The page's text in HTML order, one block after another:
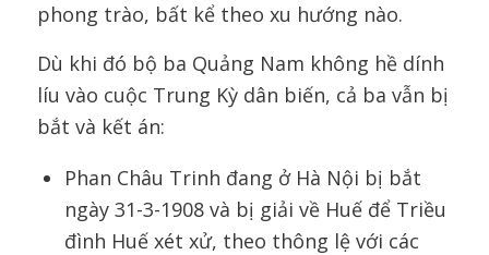
phong trào, bất kể theo xu hướng nào.
Dù khi đó bộ ba Quảng Nam không hề dính
líu vào cuộc Trung Kỳ dân biến, cả ba vẫn bị
bắt và kết án:
Phan Châu Trinh đang ở Hà Nội bị bắt
ngày 31-3-1908 và bị giải về Huế để Triều
đình Huế xét xử, theo thông lệ với các